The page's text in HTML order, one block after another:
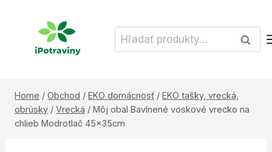
Hľadať:
Home / Obchod / EKO domácnosť / EKO tašky, vrecká,
obrúsky / Vrecká / Môj obal Bavlnené voskové vrecko na
chlieb Modrotlač 45x35cm